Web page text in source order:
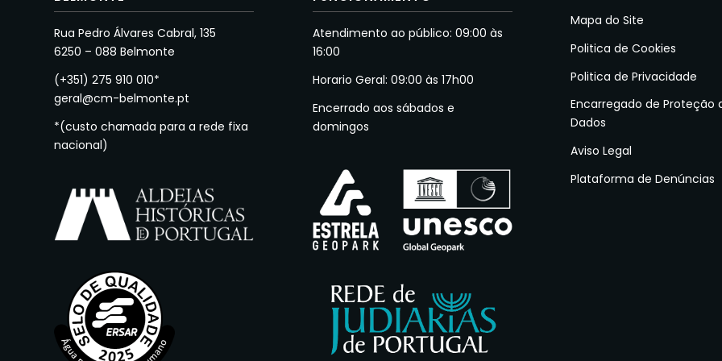
Rua Pedro Álvares Cabral, 135
6250 – 088 Belmonte
(+351) 275 910 010*
geral@cm-belmonte.pt
*(custo chamada para a rede fixa
nacional)
Atendimento ao público: 09:00 às
16:00
Horario Geral: 09:00 às 17h00
Encerrado aos sábados e
domingos
Mapa do Site
Politica de Cookies
Politica de Privacidade
Encarregado de Proteção
Dados
Aviso Legal
Plataforma de Denúncias